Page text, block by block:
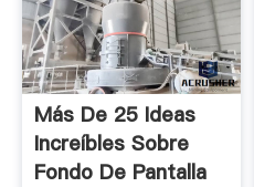
Más De 25 Ideas
Increíbles Sobre
Fondo De Pantalla